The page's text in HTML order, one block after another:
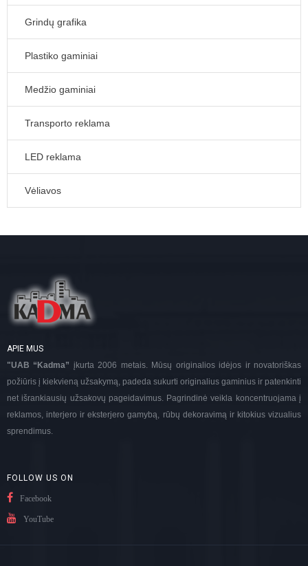
Grindų grafika
Plastiko gaminiai
Medžio gaminiai
Transporto reklama
LED reklama
Vėliavos
APIE MUS
"UAB “Kadma” įkurta 2006 metais. Mūsų originalios idėjos ir novatoriškas
požiūris į kiekvieną užsakymą, padeda sukurti originalius gaminius ir patenkinti
net išrankiausių užsakovų pageidavimus. Pagrindinė veikla koncentruojama į
reklamos, interjero ir eksterjero gamybą, rūbų dekoravimą ir kitokius vizualius
sprendimus.
FOLLOW US ON
Facebook
YouTube